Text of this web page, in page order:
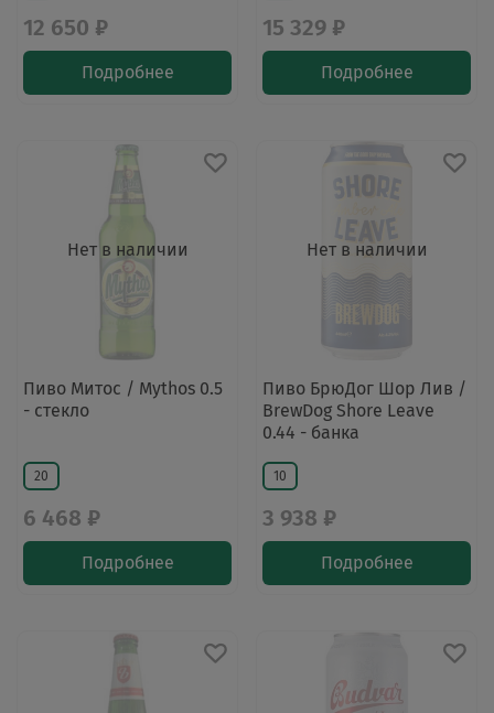
12 650 ₽
Подробнее
15 329 ₽
Подробнее
Нет в наличии
Пиво Митос / Mythos 0.5
- стекло
20
6 468 ₽
Подробнее
Нет в наличии
Пиво БрюДог Шор Лив /
BrewDog Shore Leave
0.44 - банка
10
3 938 ₽
Подробнее